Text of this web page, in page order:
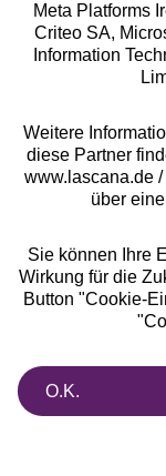
Alle Preise inkl. MwSt.,
** Bonität vorausgesetzt,
Meta Platforms
Criteo SA,
Information
Weitere
diese Partner
www.lascana.de
über
Sie können Ihre
Wirkung für die
Button "Cookie-
O.K.